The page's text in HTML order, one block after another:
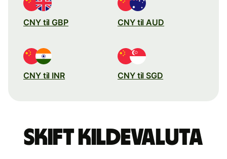
CNY til GBP CNY til AUD
CNY til INR CNY til SGD
Skift kildevaluta